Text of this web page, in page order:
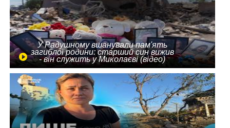
У Радушному вшанували пам'ять
загиблої родини: старший син вижив
- він служить у Миколаєві (відео)